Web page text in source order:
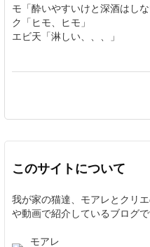
モ「酔いやすいけと深酒はしな
ク「ヒモ、ヒモ」
エビ天「淋しい、、、」
このサイトについて
我が家の猫達、モアレとクリ
や動画で紹介しているブログで
モアレ